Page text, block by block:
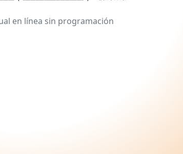
en línea sin programación